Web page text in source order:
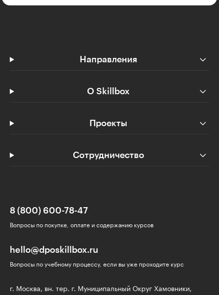
Направления
О Skillbox
Проекты
Сотрудничество
8 (800) 600-78-47
Вопросы по покупке, оплате и содержанию курсов
hello@dposkillbox.ru
Вопросы по учебному процессу, если вы уже проходите курс
г. Москва, вн. тер. г. Муниципальный Округ Хамовники,